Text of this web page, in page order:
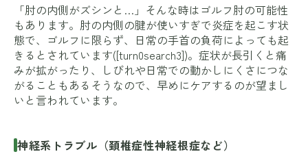
「肘の内側がズシンと…」そんな時はゴルフ肘の可能性
もあります。肘の内側の腱が使いすぎで炎症を起こす状
態で、ゴルフに限らず、日常の手首の負荷によっても起
きるとされています([turn0search3])。症状が長引くと痛
みが拡がったり、しびれや日常での動かしにくさにつな
がることもあるそうなので、早めにケアするのが望まし
いと言われています。
神経系トラブル（頚椎症性神経根症など）